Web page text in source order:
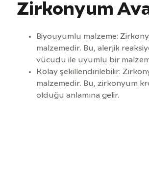
Zirkonyum
Biyouyumlu malzeme:
malzemedir. Bu, alerjik
vücudu ile uyumlu bir
Kolay şekillendirilebilir:
malzemedir. Bu, zirkonyum
olduğu anlamına gelir.